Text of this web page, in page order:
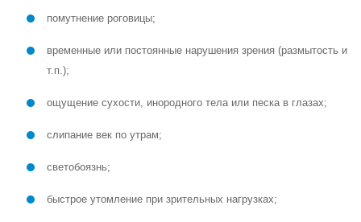
помутнение роговицы;
временные или постоянные нарушения зрения (размытость и
т.п.);
ощущение сухости, инородного тела или песка в глазах;
слипание век по утрам;
светобоязнь;
быстрое утомление при зрительных нагрузках;